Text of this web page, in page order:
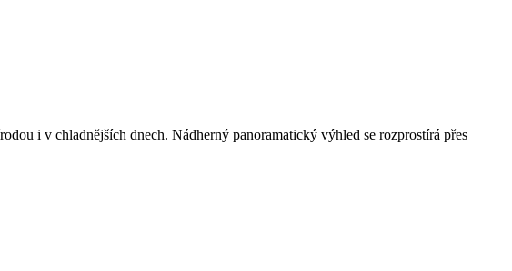
i v chladnějších dnech. Nádherný panoramatický výhled se rozprostírá přes